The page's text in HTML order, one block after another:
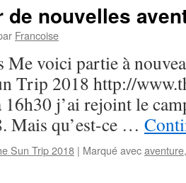
de nouvelles
Francoise
Me voici partie à
Trip 2018 http://
j’ai rejoint le
Mais qu’est-ce …
Sun Trip 2018 | Marqué avecaventure